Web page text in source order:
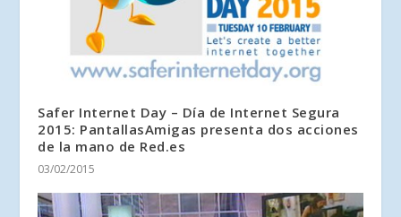
Safer Internet Day – Día de Internet Segura
2015: PantallasAmigas presenta dos acciones
de la mano de Red.es
03/02/2015